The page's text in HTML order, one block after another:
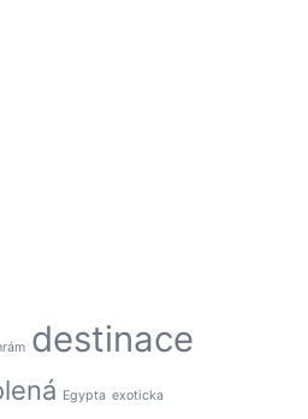
destinace
Egypta exoticka